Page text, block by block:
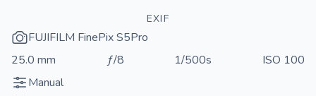
EXIF
FUJIFILM FinePix S5Pro
25.0 mm
ƒ/8 1/500s
ISO 100
Manual